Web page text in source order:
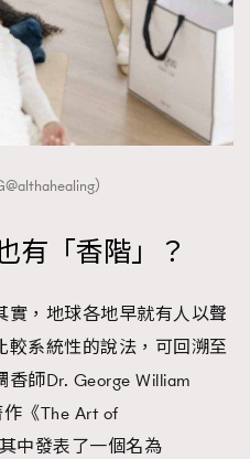
）
有「香階」？
，地球各地早就有人以聲
較系統性的說法，可回溯至
師Dr. George William
作《The Art of
中發表了一個名為